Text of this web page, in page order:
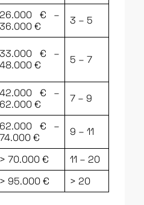
26.000 € –
36.000 €
3 – 5
33.000 € –
48.000 €
5 – 7
42.000 € –
62.000 €
7 – 9
62.000 € –
74.000 €
9 – 11
> 70.000 €
11 – 20
> 95.000 € > 20